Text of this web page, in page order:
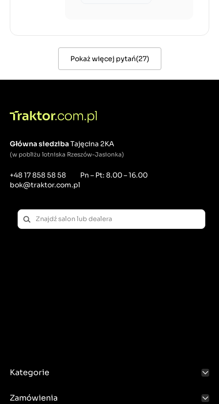
Pokaż więcej pytań(27)
Główna siedzibaTajęcina 2KA
(w pobliżu lotniska Rzeszów-Jasionka)
+48 17 858 58 58
bok@traktor.com.pl
Pn – Pt: 8.00 – 16.00
Kategorie
Zamówienia